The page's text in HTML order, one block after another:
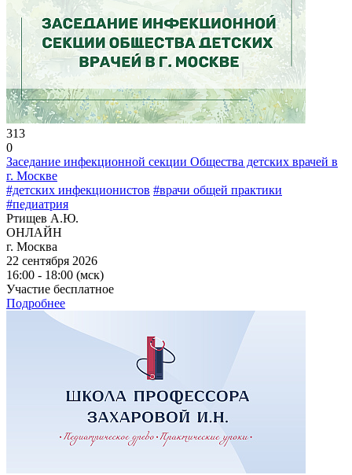
313
0
Заседание инфекционной секции Общества детских врачей в
г. Москве
#детских инфекционистов #врачи общей практики
#педиатрия
Ртищев А.Ю.
ОНЛАЙН
г. Москва
22 сентября 2026
16:00 - 18:00 (мск)
Участие бесплатное
Подробнее